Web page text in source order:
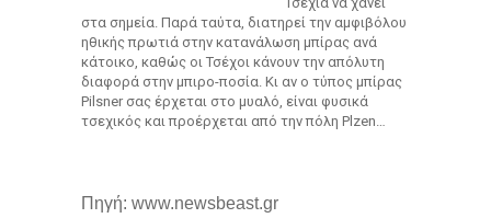
στα σημεία. Παρά ταύτα, διατηρεί την αμφιβόλου
ηθικής πρωτιά στην κατανάλωση μπίρας ανά
κάτοικο, καθώς οι Τσέχοι κάνουν την απόλυτη
διαφορά στην μπιρο-ποσία. Κι αν ο τύπος μπίρας
Pilsner σας έρχεται στο μυαλό, είναι φυσικά
τσεχικός και προέρχεται από την πόλη Plzen…
Πηγή: www.newsbeast.gr